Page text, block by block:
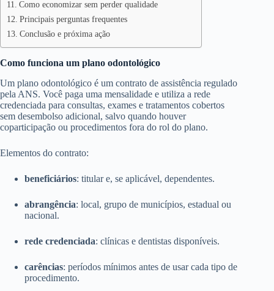
Como economizar sem perder qualidade
Principais perguntas frequentes
Conclusão e próxima ação
Como funciona um plano odontológico
Um plano odontológico é um contrato de assistência regulado
pela ANS. Você paga uma mensalidade e utiliza a rede
credenciada para consultas, exames e tratamentos cobertos
sem desembolso adicional, salvo quando houver
coparticipação ou procedimentos fora do rol do plano.
Elementos do contrato:
beneficiários: titular e, se aplicável, dependentes.
abrangência: local, grupo de municípios, estadual ou
nacional.
rede credenciada: clínicas e dentistas disponíveis.
carências: períodos mínimos antes de usar cada tipo de
procedimento.